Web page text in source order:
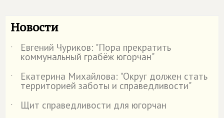
Новости
˙ Евгений Чуриков: "Пора прекратить
коммунальный грабёж югорчан"
˙
Екатерина Михайлова: "Округ должен стать
территорией заботы и справедливости"
˙
Щит справедливости для югорчан